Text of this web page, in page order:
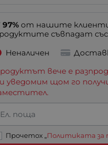
97% от нашите
съвпадат
Неналичен
вече е
уведомим щом го
Ел. поща
Прочетох „Политиката за